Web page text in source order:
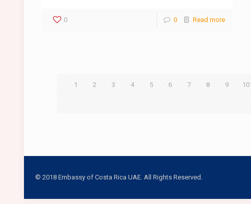
0 0 Read more
1 2 3 4 5 6 7 8 9 10
© 2018 Embassy of Costa Rica UAE. All Rights Reserved.